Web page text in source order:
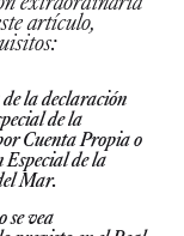
artículo,
la declaración
de la
Cuenta Propia o
Especial de la
Mar.
se vea